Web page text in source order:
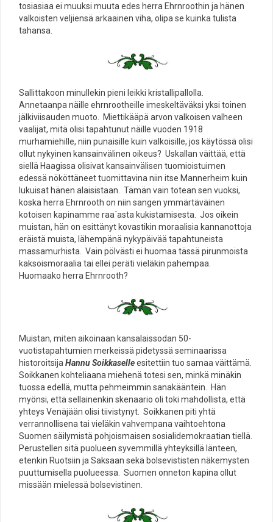
tosiasiaa ei muuksi muuta edes herra Ehrnroothin ja hänen
valkoisten veljiensä arkaainen viha, olipa se kuinka tulista
tahansa.
Sallittakoon minullekin pieni leikki kristallipallolla.
Annetaanpa näille ehrnrootheille imeskeltäväksi yksi toinen
jälkiviisauden muoto. Miettikääpä arvon valkoisen valheen
vaalijat, mitä olisi tapahtunut näille vuoden 1918
murhamiehille, niin punaisille kuin valkoisille, jos käytössä olisi
ollut nykyinen kansainvälinen oikeus? Uskallan väittää, että
siellä Haagissa olisivat kansainvälisen tuomioistuimen
edessä nököttäneet tuomittavina niin itse Mannerheim kuin
lukuisat hänen alaisistaan. Tämän vain totean sen vuoksi,
koska herra Ehrnrooth on niin sangen ymmärtäväinen
kotoisen kapinamme raa´asta kukistamisesta. Jos oikein
muistan, hän on esittänyt kovastikin moraalisia kannanottoja
eräistä muista, lähempänä nykypäivää tapahtuneista
massamurhista. Vain pölvästi ei huomaa tässä pirunmoista
kaksoismoraalia tai ellei peräti vieläkin pahempaa.
Huomaako herra Ehrnrooth?
Muistan, miten aikoinaan kansalaissodan 50-
vuotistapahtumien merkeissä pidetyssä seminaarissa
historoitsija Hannu Soikkaselleesitettiin tuo samaa väittämä.
Soikkanen kohteliaana miehenä totesi sen, minkä minäkin
tuossa edellä, mutta pehmeimmin sanakääntein. Hän
myönsi, että sellainenkin skenaario oli toki mahdollista, että
yhteys Venäjään olisi tiivistynyt. Soikkanen piti yhtä
verrannollisena tai vieläkin vahvempana vaihtoehtona
Suomen säilymistä pohjoismaisen sosialidemokraatian tiellä.
Perustellen sitä puolueen syvemmillä yhteyksillä länteen,
etenkin Ruotsiin ja Saksaan sekä bolsevististen näkemysten
puuttumisella puolueessa. Suomen onneton kapina ollut
missään mielessä bolsevistinen.